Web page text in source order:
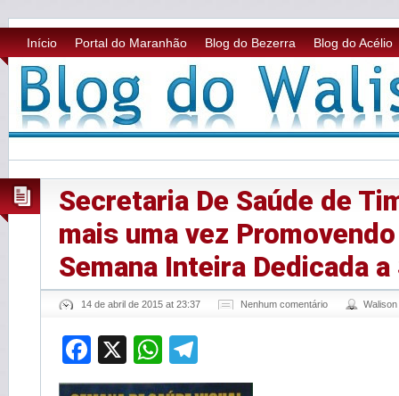
Início Portal do Maranhão Blog do Bezerra Blog do Acélio
Secretaria De Saúde de
mais uma vez
Semana Inteira Dedicada
14 de abril de 2015 at 23:37 Nenhum comentário
Facebook
X WhatsApp